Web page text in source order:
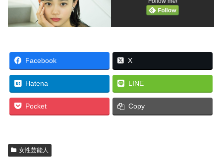
Facebook X
Hatena LINE
Pocket Copy
女性芸能人